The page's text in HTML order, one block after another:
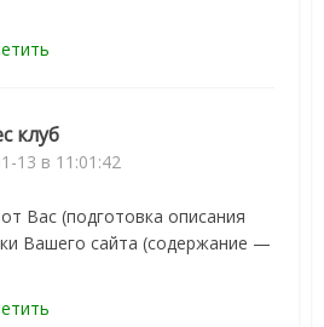
клуб
13 в 11:01:42
Вас (подготовка описания
Вашего сайта (содержание —